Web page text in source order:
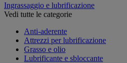
Ingrassaggio e lubrificazione
Vedi tutte le categorie
Anti-aderente
Attrezzi per lubrificazione
Grasso e olio
Lubrificante e sbloccante